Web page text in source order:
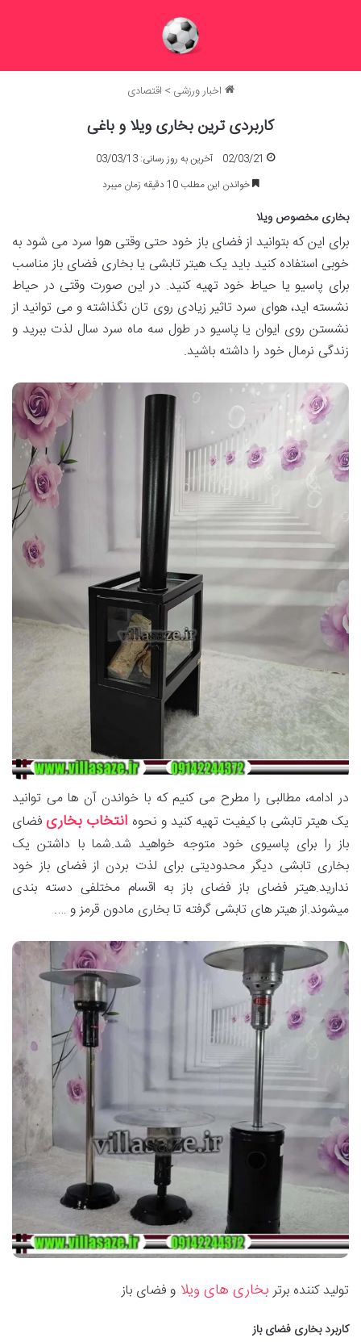
اخبار ورزشی > اقتصادی
کاربردی ترین بخاری ویلا و باغی
02/03/21
آخرین به روز رسانی: 03/03/13
خواندن این مطلب 10 دقیقه زمان میبرد
بخاری مخصوص ویلا
برای این که بتوانید از فضای باز خود حتی وقتی هوا سرد می ‌شود به
خوبی استفاده کنید باید یک هیتر تابشی یا بخاری فضای باز مناسب
برای پاسیو یا حیاط خود تهیه کنید. در این صورت وقتی در حیاط
نشسته اید، هوای سرد تاثیر زیادی روی تان نگذاشته و می توانید از
نشستن روی ایوان یا پاسیو در طول سه ماه سرد سال لذت ببرید و
زندگی نرمال خود را داشته باشید.
در ادامه، مطالبی را مطرح می‌ کنیم که با خواندن آن ها می توانید
یک هیتر تابشی با کیفیت تهیه کنید و نحوه انتخاب بخاریفضای
باز را برای پاسیوی خود متوجه خواهید شد.شما با داشتن یک
بخاری تابشی دیگر محدودیتی برای لذت بردن از فضای باز خود
ندارید.هیتر فضای باز فضای باز به اقسام مختلفی دسته بندی
میشوند.از هیتر های تابشی گرفته تا بخاری مادون قرمز و ….
تولید کننده برتربخاری های ویلا و فضای باز
کاربرد بخاری فضای باز